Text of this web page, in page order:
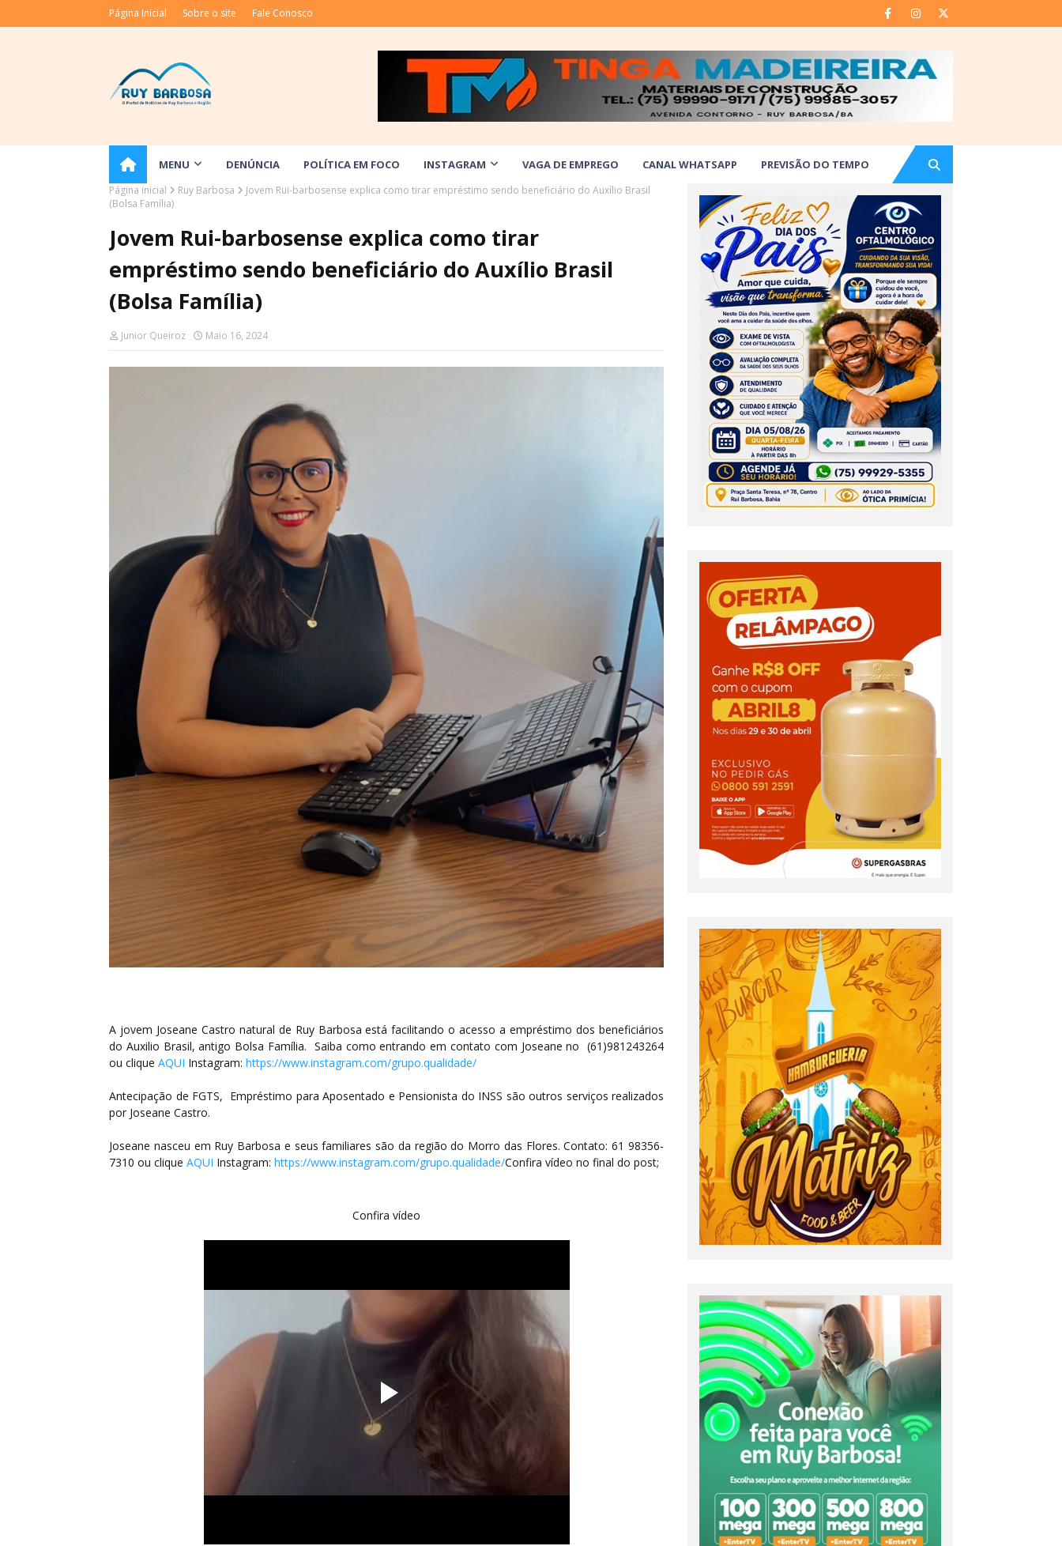
Página Inicial Sobre o site Fale Conosco
MENU DENÚNCIA POLÍTICA EM FOCO INSTAGRAM VAGA DE EMPREGO CANAL WHATSAPP PREVISÃO DO TEMPO
Página inicial Ruy Barbosa
Jovem Rui-barbosense explica como tirar empréstimo sendo beneficiário do Auxílio Brasil
(Bolsa Família)
Jovem Rui-barbosense explica como tirar
empréstimo sendo beneficiário do Auxílio Brasil
(Bolsa Família)
Junior Queiroz Maio 16, 2024
A jovem Joseane Castro natural de Ruy Barbosa está facilitando o acesso a empréstimo dos beneficiários
do Auxilio Brasil, antigo Bolsa Família. Saiba como entrando em contato com Joseane no (61)981243264
ou clique AQUI Instagram: https://www.instagram.com/grupo.qualidade/
Antecipação de FGTS, Empréstimo para Aposentado e Pensionista do INSS são outros serviços realizados
por Joseane Castro.
Joseane nasceu em Ruy Barbosa e seus familiares são da região do Morro das Flores. Contato: 61 98356-
7310 ou clique AQUI Instagram: https://www.instagram.com/grupo.qualidade/Confira vídeo no final do post;
Confira vídeo